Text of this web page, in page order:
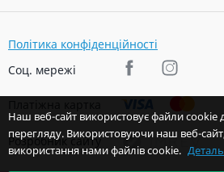
Політика конфіденційності
Соц. мережі
Розробник сайту
Наш веб-сайт використовує файли
перегляду. Використовуючи наш веб-
використання нами файлів cookie.